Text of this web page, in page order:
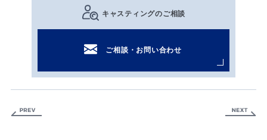
キャスティングのご相談
ご相談・お問い合わせ